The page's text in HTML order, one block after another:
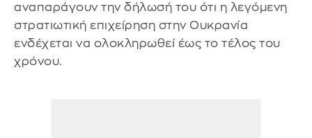
αναπαράγουν την δήλωσή του ότι η λεγόμενη
στρατιωτική επιχείρηση στην Ουκρανία
ενδέχεται να ολοκληρωθεί έως το τέλος του
χρόνου.